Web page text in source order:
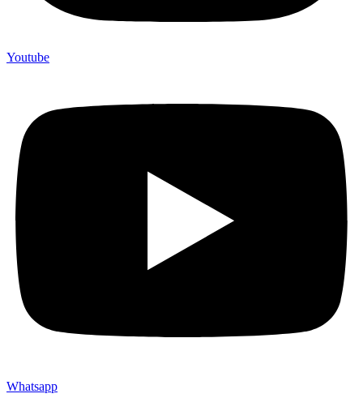
Youtube
Whatsapp